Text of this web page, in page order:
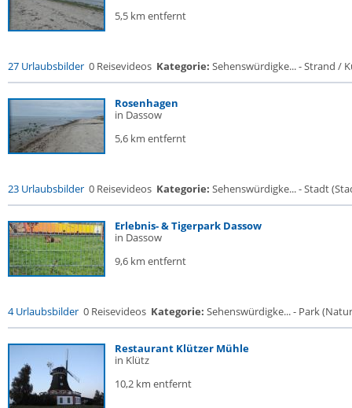
5,5 km entfernt
27 Urlaubsbilder 0 Reisevideos Kategorie: Sehenswürdigke... - Strand /
Rosenhagen
in Dassow
5,6 km entfernt
23 Urlaubsbilder 0 Reisevideos Kategorie: Sehenswürdigke... - Stadt
Erlebnis- & Tigerpark Dassow
in Dassow
9,6 km entfernt
4 Urlaubsbilder 0 Reisevideos Kategorie: Sehenswürdigke... - Park
Restaurant Klützer Mühle
in Klütz
10,2 km entfernt